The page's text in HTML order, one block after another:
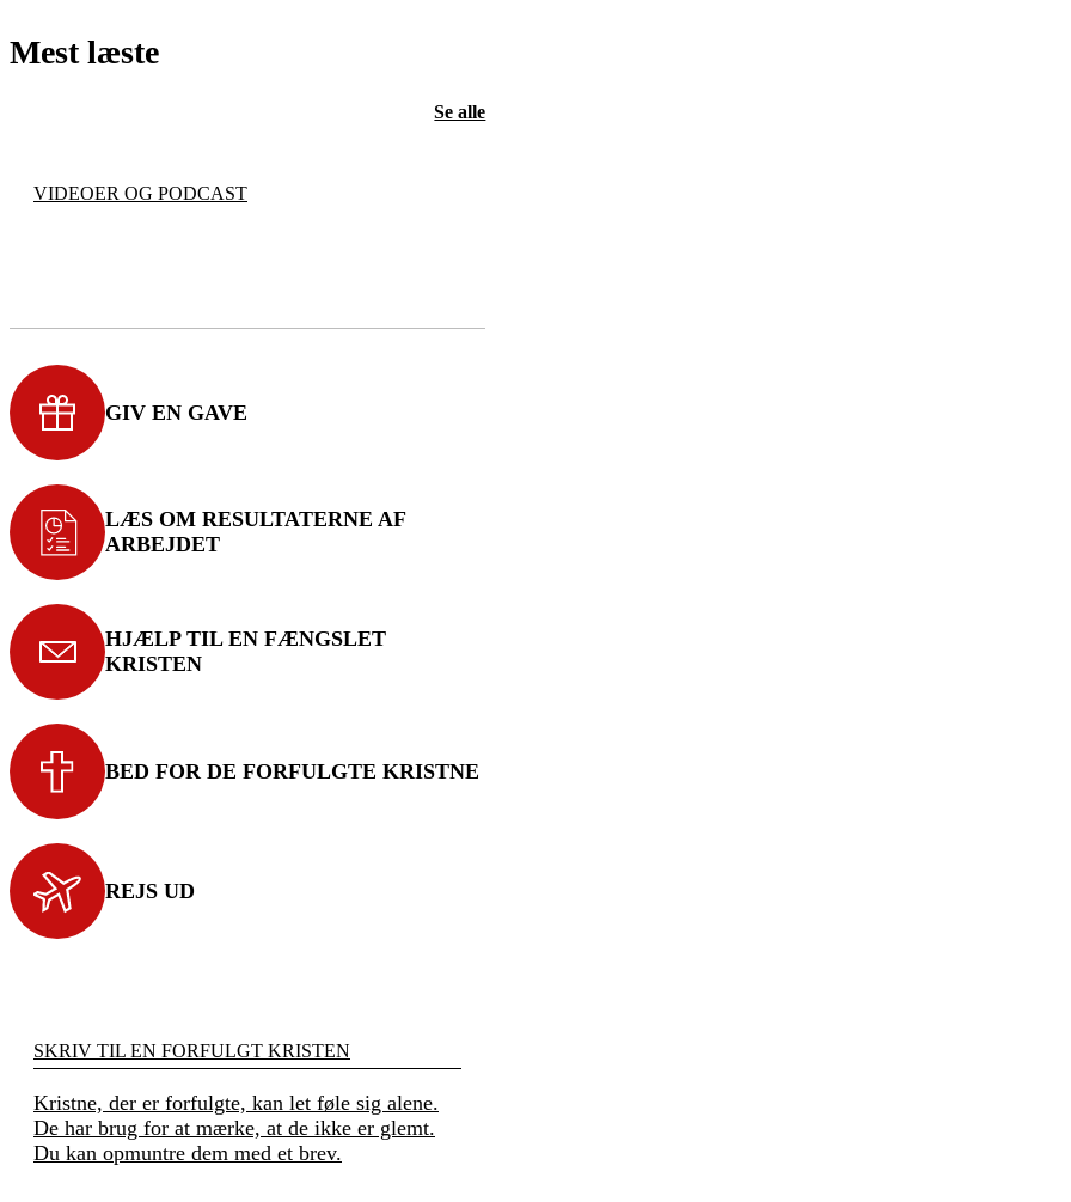
Mest læste
Se alle
VIDEOER OG PODCAST
GIV EN GAVE
LÆS OM RESULTATERNE AF
ARBEJDET
HJÆLP TIL EN FÆNGSLET
KRISTEN
BED FOR DE FORFULGTE KRISTNE
REJS UD
SKRIV TIL EN FORFULGT KRISTEN
Kristne, der er forfulgte, kan let føle sig alene.
De har brug for at mærke, at de ikke er glemt.
Du kan opmuntre dem med et brev.